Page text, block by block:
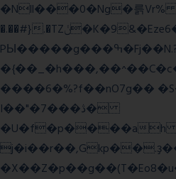
�Nll���0�Ng�륽Vr%
�.��#}.�TZݩ�K�9&�Eze6�.��ŀ��v��
PЫ�����g���ߒ�Fj��N.?
�{��_�h��
����6�%?f��nO7 g��
I��"�7 ���ڎ�
�U�f�p����ah